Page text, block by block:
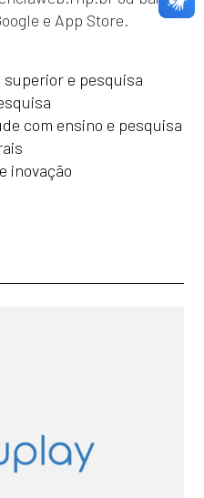
e App Store.
e pesquisa
com ensino e pesquisa
inovação